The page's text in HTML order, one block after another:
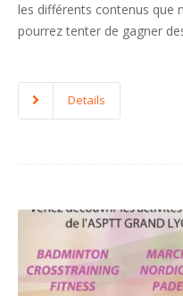
les différents contenus que
pourrez tenter de gagner
Details